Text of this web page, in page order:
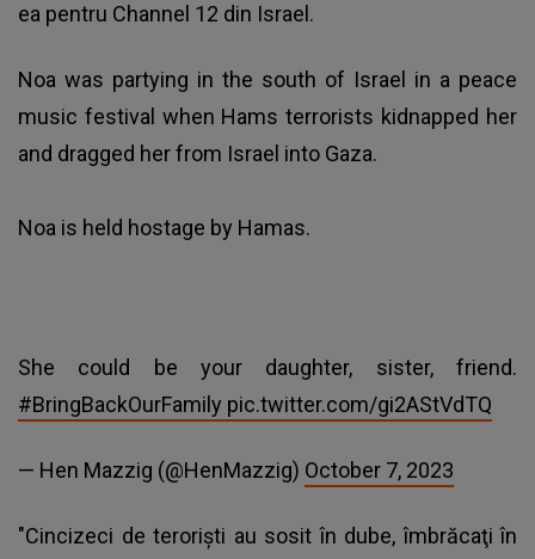
ea pentru Channel 12 din Israel.
Noa was partying in the south of Israel in a peace
music festival when Hams terrorists kidnapped her
and dragged her from Israel into Gaza.
Noa is held hostage by Hamas.
She could be your daughter, sister, friend.
#BringBackOurFamily pic.twitter.com/gi2AStVdTQ
— Hen Mazzig (@HenMazzig) October 7, 2023
"Cincizeci de terorişti au sosit în dube, îmbrăcaţi în